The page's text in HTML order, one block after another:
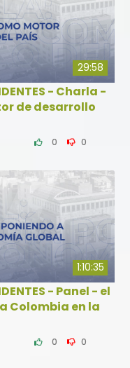
29:58
- Charla -
de desarrollo
0 0
1:10:35
- Panel - el
Colombia en la
0 0